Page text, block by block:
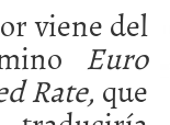
viene del
Euro
Rate, que